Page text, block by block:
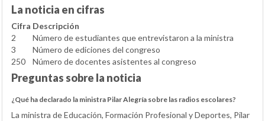
La noticia en cifras
Cifra Descripción
2
Número de estudiantes que entrevistaron a la ministra
3
Número de ediciones del congreso
250
Número de docentes asistentes al congreso
Preguntas sobre la noticia
¿Qué ha declarado la ministra Pilar Alegría sobre las radios escolares?
La ministra de Educación, Formación Profesional y Deportes, Pilar